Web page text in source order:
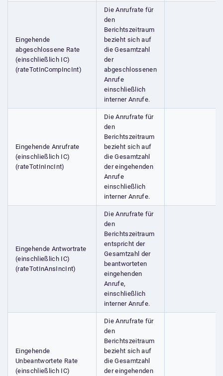
Eingehende
abgeschlossene Rate
(einschließlich IC)
(rateTotInCompIncInt)
Die Anrufrate für
den
Berichtszeitraum
bezieht sich auf
die Gesamtzahl
der
abgeschlossenen
Anrufe
einschließlich
interner Anrufe.
Eingehende Anrufrate
(einschließlich IC)
(rateTotInIncInt)
Die Anrufrate für
den
Berichtszeitraum
bezieht sich auf
die Gesamtzahl
der eingehenden
Anrufe
einschließlich
interner Anrufe.
Eingehende Antwortrate
(einschließlich IC)
(rateTotInAnsIncInt)
Die Anrufrate für
den
Berichtszeitraum
entspricht der
Gesamtzahl der
beantworteten
eingehenden
Anrufe,
einschließlich
interner Anrufe.
Eingehende
Unbeantwortete Rate
(einschließlich IC)
Die Anrufrate für
den
Berichtszeitraum
bezieht sich auf
die Gesamtzahl
der eingehenden